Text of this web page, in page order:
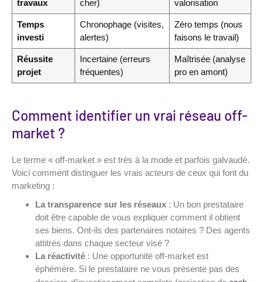
travaux
cher)
valorisation
Temps
investi
Chronophage (visites,
alertes)
Zéro temps (nous
faisons le travail)
Réussite
projet
Incertaine (erreurs
fréquentes)
Maîtrisée (analyse
pro en amont)
Comment identifier un vrai réseau off-
market ?
Le terme « off-market » est très à la mode et parfois galvaudé.
Voici comment distinguer les vrais acteurs de ceux qui font du
marketing :
La transparence sur les réseaux : Un bon prestataire
doit être capable de vous expliquer comment il obtient
ses biens. Ont-ils des partenaires notaires ? Des agents
attitrés dans chaque secteur visé ?
La réactivité : Une opportunité off-market est
éphémère. Si le prestataire ne vous présente pas des